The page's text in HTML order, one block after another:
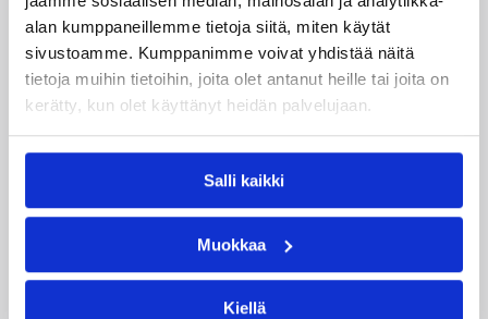
alan kumppaneillemme tietoja siitä, miten käytät
sivustoamme. Kumppanimme voivat yhdistää näitä
tietoja muihin tietoihin, joita olet antanut heille tai joita on
kerätty, kun olet käyttänyt heidän palvelujaan.
Salli kaikki
Muokkaa
Kiellä
Katso myös